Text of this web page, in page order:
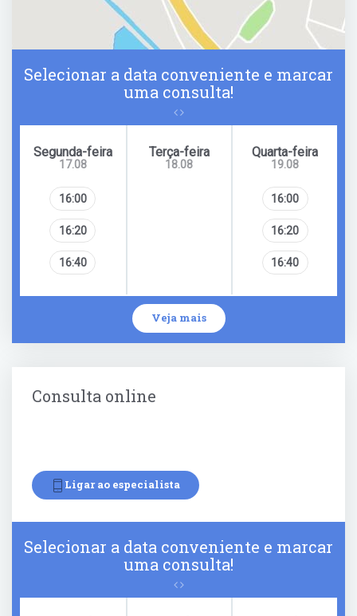
Selecionar a data conveniente e marcar
uma consulta!
Segunda-feira
17.08
16:00
16:20
16:40
Terça-feira
18.08
Quarta-feira
19.08
16:00
16:20
16:40
Veja mais
Consulta online
Ligar ao especialista
Selecionar a data conveniente e marcar
uma consulta!